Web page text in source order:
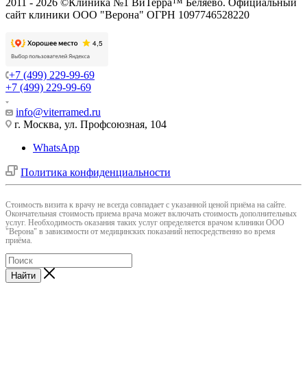
2011 - 2026 ©Клиника №1 ВиТерра™ Беляево. Официальный
сайт клиники ООО "Верона" ОГРН 1097746528220
+7 (499) 229-99-69
+7 (499) 229-99-69
info@viterramed.ru
г. Москва, ул. Профсоюзная, 104
WhatsApp
Политика конфиденциальности
Cтоимость визита к врачу не всегда совпадает с указанной ценой приёма на сайте.
Окончательная стоимость приема врача может включать стоимость дополнительных
услуг. Необходимость оказания таких услуг определяется врачом клиники ООО
"Верона" в зависимости от медицинских показаний непосредственно во время
приёма.
Найти